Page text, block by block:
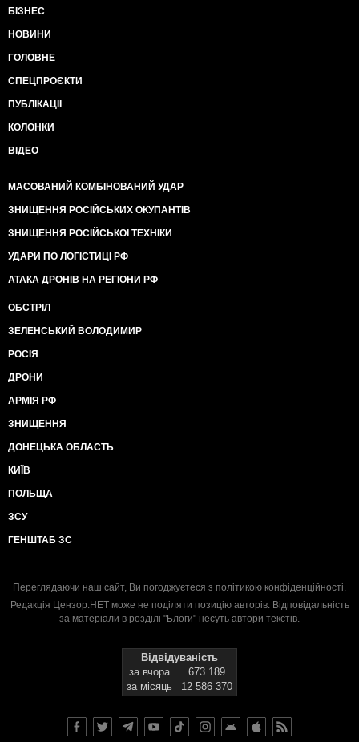
БІЗНЕС
НОВИНИ
ГОЛОВНЕ
СПЕЦПРОЄКТИ
ПУБЛІКАЦІЇ
КОЛОНКИ
ВІДЕО
МАСОВАНИЙ КОМБІНОВАНИЙ УДАР
ЗНИЩЕННЯ РОСІЙСЬКИХ ОКУПАНТІВ
ЗНИЩЕННЯ РОСІЙСЬКОЇ ТЕХНІКИ
УДАРИ ПО ЛОГІСТИЦІ РФ
АТАКА ДРОНІВ НА РЕГІОНИ РФ
ОБСТРІЛ
ЗЕЛЕНСЬКИЙ ВОЛОДИМИР
РОСІЯ
ДРОНИ
АРМІЯ РФ
ЗНИЩЕННЯ
ДОНЕЦЬКА ОБЛАСТЬ
КИЇВ
ПОЛЬЩА
ЗСУ
ГЕНШТАБ ЗС
Переглядаючи наш сайт, Ви погоджуєтеся з політикою конфіденційності.
Редакція Цензор.НЕТ може не поділяти позицію авторів. Відповідальність
за матеріали в розділі "Блоги" несуть автори текстів.
Відвідуваність
за вчора
673 189
за місяць
12 586 370